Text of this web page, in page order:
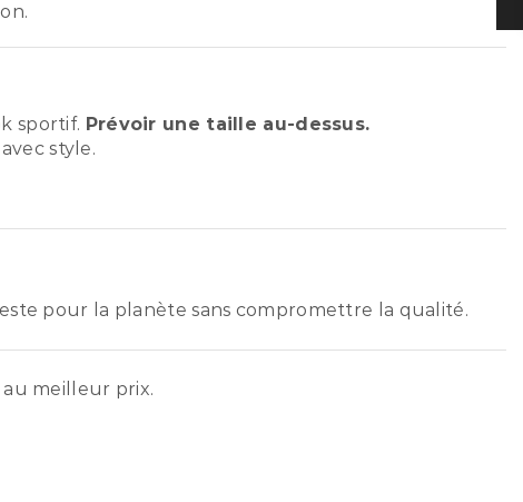
sportif. Prévoir une taille au-dessus.
style.
pour la planète sans compromettre la qualité.
meilleur prix.